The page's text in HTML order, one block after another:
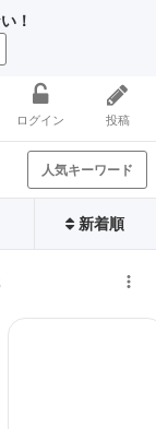
！
ログイン 投稿
人気キーワード
新着順